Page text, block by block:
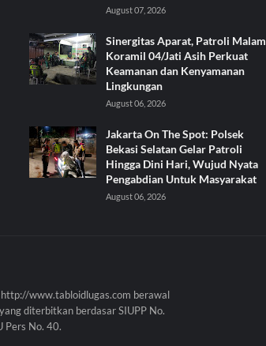
August 07, 2026
Sinergitas Aparat, Patroli Malam
Koramil 04/Jati Asih Perkuat
Keamanan dan Kenyamanan
Lingkungan
August 06, 2026
Jakarta On The Spot: Polsek
Bekasi Selatan Gelar Patroli
Hingga Dini Hari, Wujud Nyata
Pengabdian Untuk Masyarakat
August 06, 2026
www.tabloidlugas.com berawal
diterbitkan berdasar SIUPP No.
Pers No. 40.